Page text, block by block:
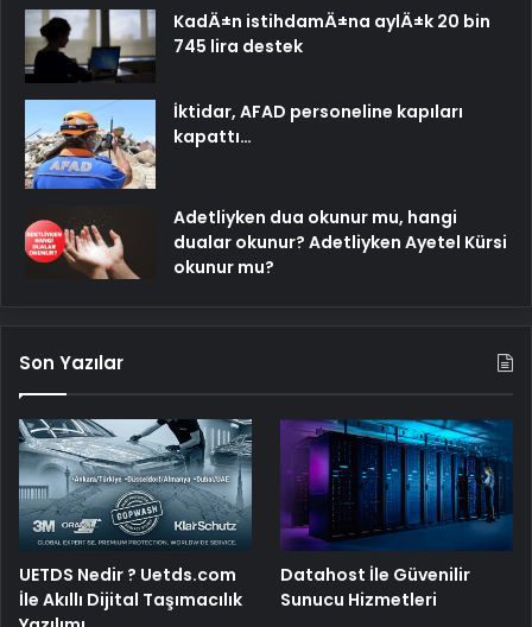
KadÄ±n istihdamÄ±na aylÄ±k 20 bin
745 lira destek
İktidar, AFAD personeline kapıları
kapattı…
Adetliyken dua okunur mu, hangi
dualar okunur? Adetliyken Ayetel Kürsi
okunur mu?
Son Yazılar
UETDS Nedir ? Uetds.com
İle Akıllı Dijital Taşımacılık
Datahost İle Güvenilir
Sunucu Hizmetleri